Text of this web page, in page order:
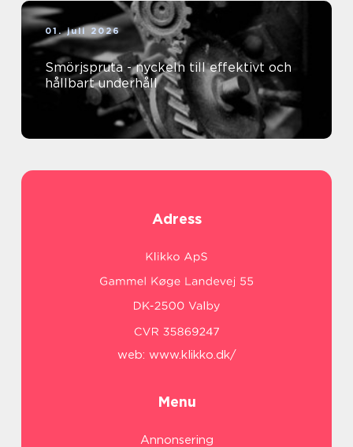
01. juli 2026
Smörjspruta - nyckeln till effektivt och
hållbart underhåll
Adress
web: www.klikko.dk/
Menu
Annonsering